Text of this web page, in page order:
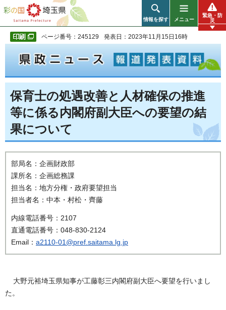
彩の国 埼玉県
情報を探す メニュー
緊急・防
災
ページ番号：245129 発表日：2023年11月15日16時
保育士の処遇改善と人材確保の推進
等に係る内閣府副大臣への要望の結
果について
部局名：企画財政部
課所名：企画総務課
担当名：地方分権・政府要望担当
担当者名：中本・村松・齊藤
内線電話番号：2107
直通電話番号：048-830-2124
Email： a2110-01@pref.saitama.lg.jp
大野元裕埼玉県知事が工藤彰三内閣府副大臣へ要望を行いまし
た。